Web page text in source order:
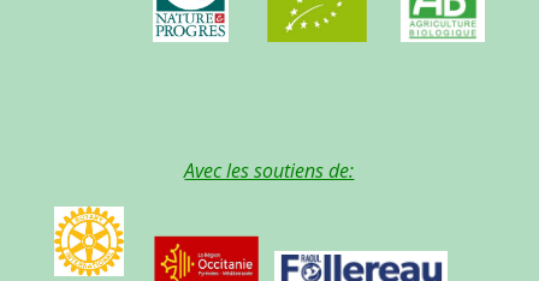
Avec les soutiens de: